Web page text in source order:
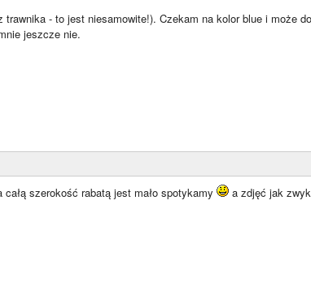
trawnika - to jest niesamowite!). Czekam na kolor blue i może
jeszcze nie.
szerokość rabatą jest mało spotykamy a zdjęć jak